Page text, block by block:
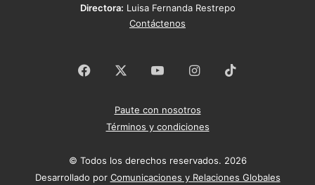
Directora: Luisa Fernanda Restrepo
Contáctenos
Facebook YouTubeInstagram
Paute con nosotros
Términos y condiciones
© Todos los derechos reservados. 2026
Desarrollado por Comunicaciones y Relaciones Globales